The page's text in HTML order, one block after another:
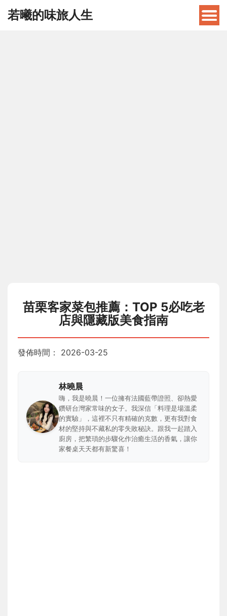
若曦的味旅人生
苗栗客家菜包推薦：TOP 5必吃老
店與隱藏版美食指南
發佈時間： 2026-03-25
林曉晨
嗨，我是曉晨！一位擁有法國藍帶證照、卻熱愛
鑽研台灣家常味的女子。我深信「料理是場溫柔
的實驗」，這裡不只有精確的克數，更有我對食
材的堅持與不藏私的零失敗秘訣。跟我一起踏入
廚房，把繁瑣的步驟化作治癒生活的香氣，讓你
家餐桌天天都有新驚喜！